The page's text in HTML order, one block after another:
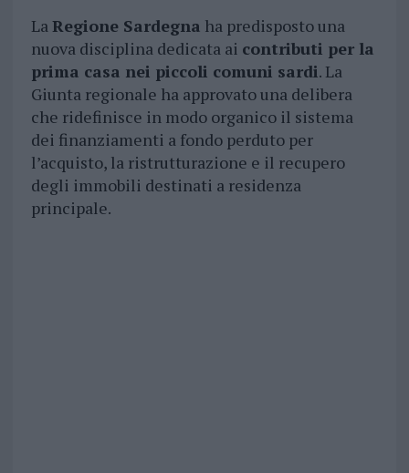
LaRegione Sardegna ha predisposto una
nuova disciplina dedicata ai contributi per la
prima casa nei piccoli comuni sardi. La
Giunta regionale ha approvato una delibera
che ridefinisce in modo organico il sistema
dei finanziamenti a fondo perduto per
l’acquisto, la ristrutturazione e il recupero
degli immobili destinati a residenza
principale.